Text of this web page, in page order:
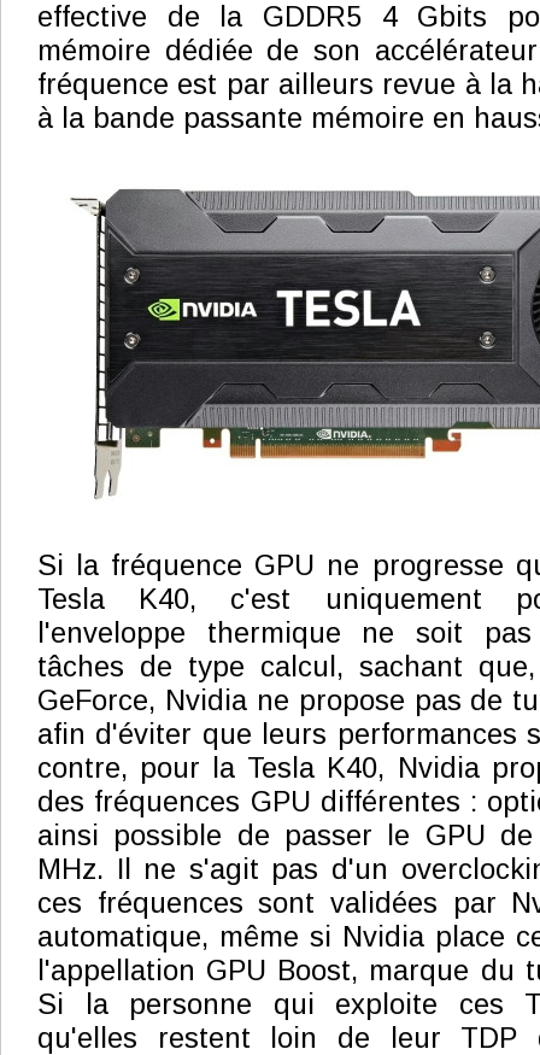
effective de la GDDR5 4 Gbits
mémoire dédiée de son
fréquence est par ailleurs revue à la
à la bande passante mémoire en
Si la fréquence GPU ne progresse
Tesla K40, c'est uniquement
l'enveloppe thermique ne soit
tâches de type calcul, sachant
GeForce, Nvidia ne propose pas de
afin d'éviter que leurs performances
contre, pour la Tesla K40, Nvidia
des fréquences GPU différentes :
ainsi possible de passer le GPU
MHz. Il ne s'agit pas d'un
ces fréquences sont validées par
automatique, même si Nvidia place
l'appellation GPU Boost, marque du
Si la personne qui exploite ces
qu'elles restent loin de leur TDP